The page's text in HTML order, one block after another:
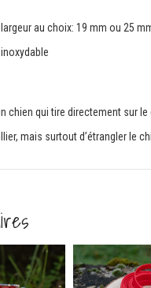
au choix: 19 mm ou 25
chien qui tire directement sur le
mais surtout d’étrangler le